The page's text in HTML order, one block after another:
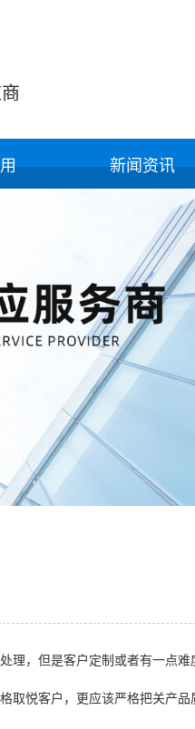
新闻资讯
理，但是客户定制或者有一点
取悦客户，更应该严格把关产